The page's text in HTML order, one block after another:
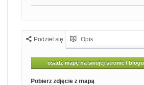
Podziel się Opis
osadź mapę na swojej stronie / blogu
Pobierz zdjęcie z mapą